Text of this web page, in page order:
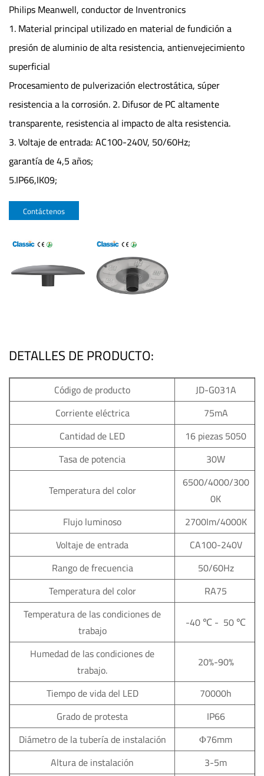
Philips Meanwell, conductor de Inventronics
1. Material principal utilizado en material de fundición a
presión de aluminio de alta resistencia, antienvejecimiento
superficial
Procesamiento de pulverización electrostática, súper
resistencia a la corrosión. 2. Difusor de PC altamente
transparente, resistencia al impacto de alta resistencia.
3. Voltaje de entrada: AC100-240V, 50/60Hz;
garantía de 4,5 años;
5.IP66,IK09;
Contáctenos
DETALLES DE PRODUCTO:
Código de producto
JD-G031A
Corriente eléctrica
75mA
Cantidad de LED
16 piezas 5050
Tasa de potencia
30W
Temperatura del color
6500/4000/300
0K
Flujo luminoso
2700Im/4000K
Voltaje de entrada
CA100-240V
Rango de frecuencia
50/60Hz
Temperatura del color
RA75
Temperatura de las condiciones de
trabajo
-40 ℃ - 50 ℃
Humedad de las condiciones de
trabajo.
20%-90%
Tiempo de vida del LED
70000h
Grado de protesta
IP66
Diámetro de la tubería de instalación
Φ76mm
Altura de instalación
3-5m